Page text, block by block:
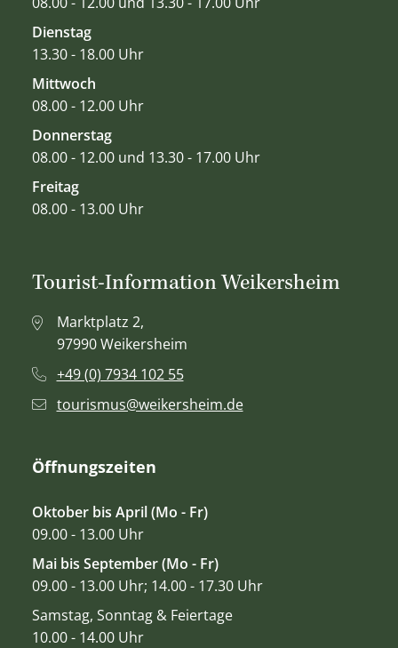
Dienstag
13.30 - 18.00 Uhr
Mittwoch
08.00 - 12.00 Uhr
Donnerstag
08.00 - 12.00 und 13.30 - 17.00 Uhr
Freitag
08.00 - 13.00 Uhr
Tourist-Information Weikersheim
Marktplatz 2,
97990 Weikersheim
+49 (0) 7934 102 55
tourismus@weikersheim.de
Öffnungszeiten
Oktober bis April (Mo - Fr)
09.00 - 13.00 Uhr
Mai bis September (Mo - Fr)
09.00 - 13.00 Uhr; 14.00 - 17.30 Uhr
Samstag, Sonntag & Feiertage
10.00 - 14.00 Uhr